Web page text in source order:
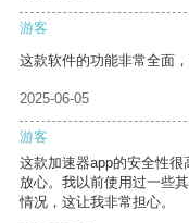
游客
这款软件的功能非常全面
2025-06-05
游客
这款加速器app的安全性
放心。我以前使用过一些
情况，这让我非常担心。